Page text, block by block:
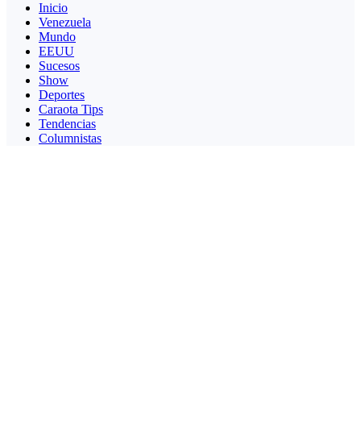
Inicio
Venezuela
Mundo
EEUU
Sucesos
Show
Deportes
Caraota Tips
Tendencias
Columnistas